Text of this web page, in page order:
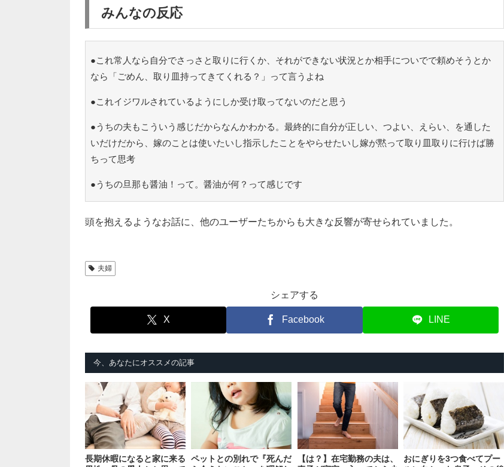
みんなの反応
●これ常人なら自分でさっさと取りに行くか、それができない状況とか相手についでで頼めそうとか
なら「ごめん、取り皿持ってきてくれる？」って言うよね
●これイジワルされているようにしか受け取ってないのだと思う
●うちの夫もこういう感じだからなんかわかる。最終的に自分が正しい、つよい、えらい、を通した
いだけだから、嫁のことは使いたいし指示したことをやらせたいし嫁が黙って取り皿取りに行けば勝
ちって思考
●うちの旦那も醤油！って。醤油が何？って感じです
頭を抱えるようなお話に、他のユーザーたちからも大きな反響が寄せられていました。
夫婦
シェアする
X Facebook LINE
今、あなたにオススメの記事
長期休暇になると家に来る
ペットとの別れで『死んだ
【は？】在宅勤務の夫は、
おにぎりを3つ食べてプー